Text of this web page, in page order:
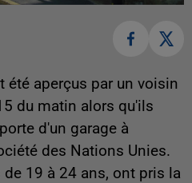
été aperçus par un voisin
du matin alors qu'ils
d'un garage à
des Nations Unies.
de 19 à 24 ans, ont pris la